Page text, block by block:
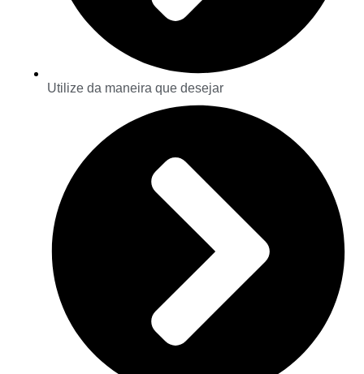
Utilize da maneira que desejar